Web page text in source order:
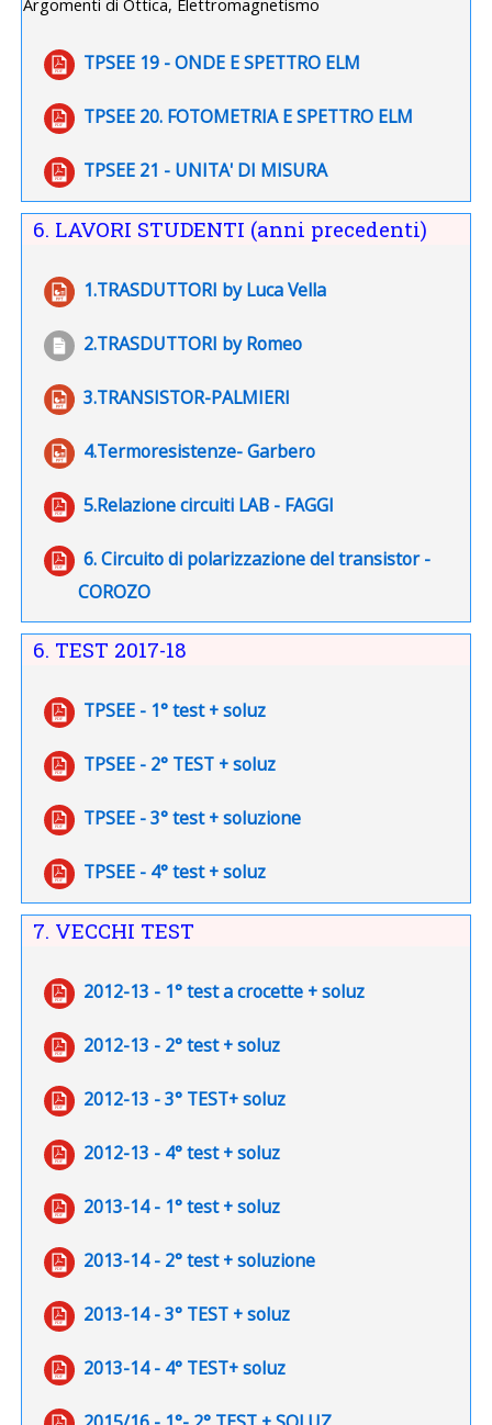
Argomenti di Ottica, Elettromagnetismo
TPSEE 19 - ONDE E SPETTRO ELM
File
TPSEE 20. FOTOMETRIA E SPETTRO ELM
File
TPSEE 21 - UNITA' DI MISURA
File
6. LAVORI STUDENTI (anni precedenti)
1.TRASDUTTORI by Luca Vella
File
2.TRASDUTTORI by Romeo
File
3.TRANSISTOR-PALMIERI
File
4.Termoresistenze- Garbero
File
5.Relazione circuiti LAB - FAGGI
File
6. Circuito di polarizzazione del transistor -
COROZO
File
6. TEST 2017-18
TPSEE - 1° test + soluz
File
TPSEE - 2° TEST + soluz
File
TPSEE - 3° test + soluzione
File
TPSEE - 4° test + soluz
File
7. VECCHI TEST
2012-13 - 1° test a crocette + soluz
File
2012-13 - 2° test + soluz
File
2012-13 - 3° TEST+ soluz
File
2012-13 - 4° test + soluz
File
2013-14 - 1° test + soluz
File
2013-14 - 2° test + soluzione
File
2013-14 - 3° TEST + soluz
File
2013-14 - 4° TEST+ soluz
File
File